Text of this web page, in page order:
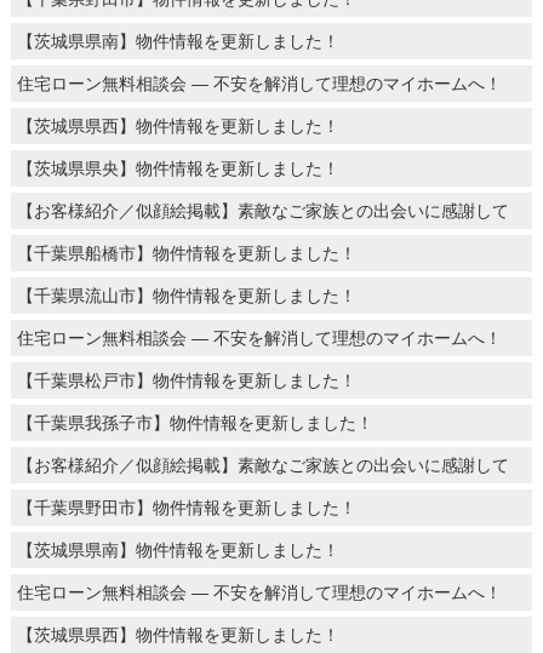
【茨城県県南】物件情報を更新しました！
住宅ローン無料相談会 ― 不安を解消して理想のマイホームへ！
【茨城県県西】物件情報を更新しました！
【茨城県県央】物件情報を更新しました！
【お客様紹介／似顔絵掲載】素敵なご家族との出会いに感謝して
【千葉県船橋市】物件情報を更新しました！
【千葉県流山市】物件情報を更新しました！
住宅ローン無料相談会 ― 不安を解消して理想のマイホームへ！
【千葉県松戸市】物件情報を更新しました！
【千葉県我孫子市】物件情報を更新しました！
【お客様紹介／似顔絵掲載】素敵なご家族との出会いに感謝して
【千葉県野田市】物件情報を更新しました！
【茨城県県南】物件情報を更新しました！
住宅ローン無料相談会 ― 不安を解消して理想のマイホームへ！
【茨城県県西】物件情報を更新しました！